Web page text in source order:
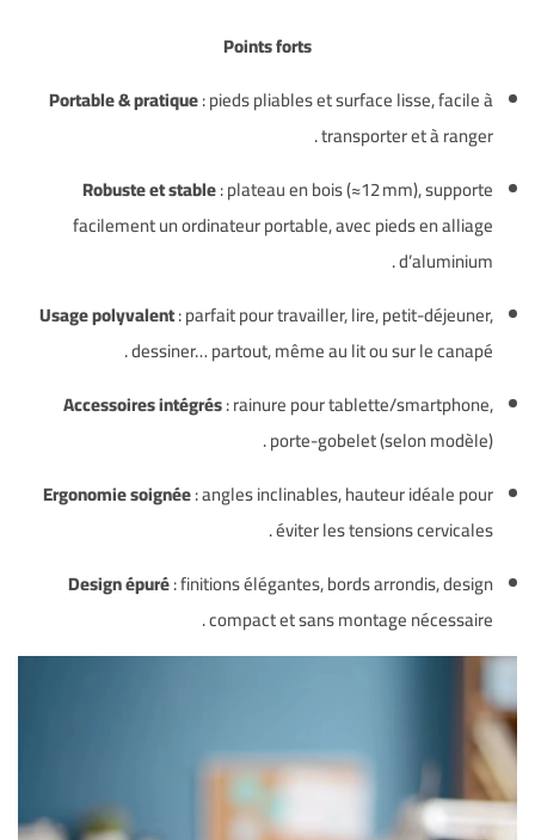
Points forts
Portable & pratique: pieds pliables et surface lisse, facile à
transporter et à ranger
.
Robuste et stable: plateau en bois (≈12 mm), supporte
facilement un ordinateur portable, avec pieds en alliage
d’aluminium
.
Usage polyvalent: parfait pour travailler, lire, petit-déjeuner,
dessiner… partout, même au lit ou sur le canapé
.
Accessoires intégrés: rainure pour tablette/smartphone,
porte-gobelet (selon modèle)
.
Ergonomie soignée: angles inclinables, hauteur idéale pour
éviter les tensions cervicales
.
Design épuré: finitions élégantes, bords arrondis, design
compact et sans montage nécessaire
.